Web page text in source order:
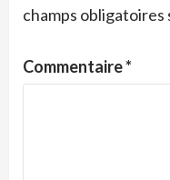
champs obligatoires
Commentaire*